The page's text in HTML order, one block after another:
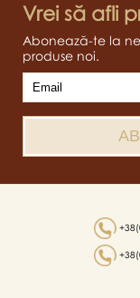
Vrei să afli
Abonează-te la
produse noi.